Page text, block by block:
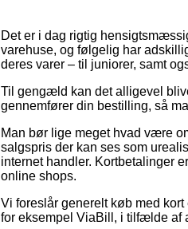
Det er i dag rigtig
varehuse, og følgelig har
deres varer – til juniorer, samt
Til gengæld kan det alligevel
gennemfører din bestilling, så
Man bør lige meget hvad være
salgspris der kan ses som
internet handler. Kortbetalinger
online shops.
Vi foreslår generelt køb med
for eksempel ViaBill, i tilfælde af